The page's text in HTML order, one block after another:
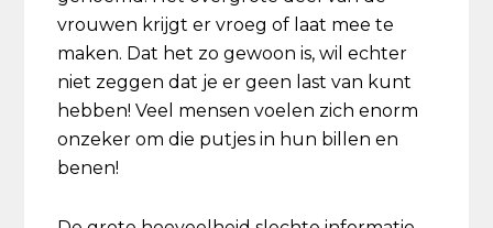
vrouwen krijgt er vroeg of laat mee te
maken. Dat het zo gewoon is, wil echter
niet zeggen dat je er geen last van kunt
hebben! Veel mensen voelen zich enorm
onzeker om die putjes in hun billen en
benen!